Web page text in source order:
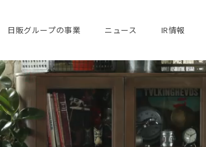
日販グループの事業 ニュース IR情報